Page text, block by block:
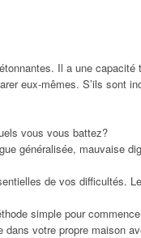
Il a une capacité
eux-mêmes. S’ils sont
vous vous battez?
généralisée, mauvaise
de vos difficultés.
simple pour
votre propre maison